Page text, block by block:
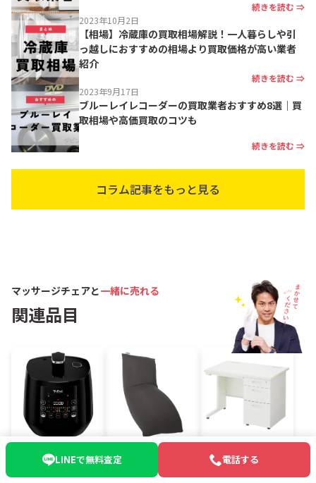
続きを読む ⇒
2023年10月2日
【相場】冷蔵庫の買取相場解説！一人暮らしや引
っ越しにおすすめの相場より買取価格が高い業者
紹介
続きを読む ⇒
2023年9月17日
ブルーレイレコーダーの買取業者おすすめ8選｜買
取相場や高価買取のコツも
続きを読む ⇒
コラム記事をもっと見る
マッサージチェアと一緒に売れる
関連品目
家具
電話する
LINEで無料査定